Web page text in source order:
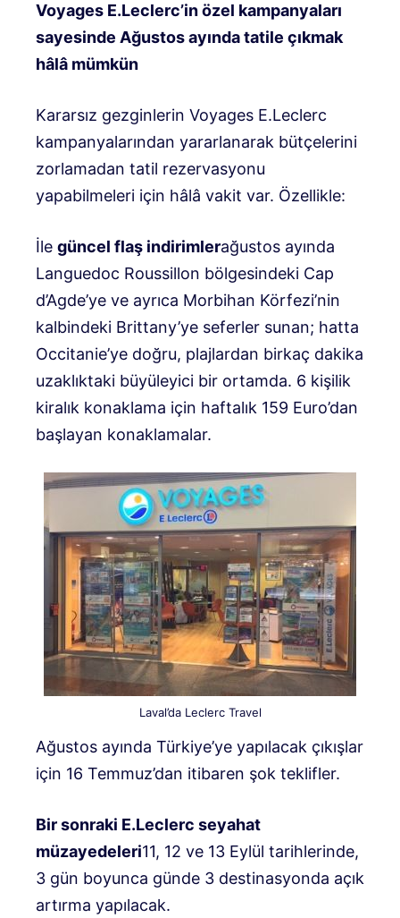
Voyages E.Leclerc’in özel kampanyaları
sayesinde Ağustos ayında tatile çıkmak
hâlâ mümkün
Kararsız gezginlerin Voyages E.Leclerc
kampanyalarından yararlanarak bütçelerini
zorlamadan tatil rezervasyonu
yapabilmeleri için hâlâ vakit var. Özellikle:
İle güncel flaş indirimlerağustos ayında
Languedoc Roussillon bölgesindeki Cap
d’Agde’ye ve ayrıca Morbihan Körfezi’nin
kalbindeki Brittany’ye seferler sunan; hatta
Occitanie’ye doğru, plajlardan birkaç dakika
uzaklıktaki büyüleyici bir ortamda. 6 kişilik
kiralık konaklama için haftalık 159 Euro’dan
başlayan konaklamalar.
Laval’da Leclerc Travel
Ağustos ayında Türkiye’ye yapılacak çıkışlar
için 16 Temmuz’dan itibaren şok teklifler.
Bir sonraki E.Leclerc seyahat
müzayedeleri11, 12 ve 13 Eylül tarihlerinde,
3 gün boyunca günde 3 destinasyonda açık
artırma yapılacak.